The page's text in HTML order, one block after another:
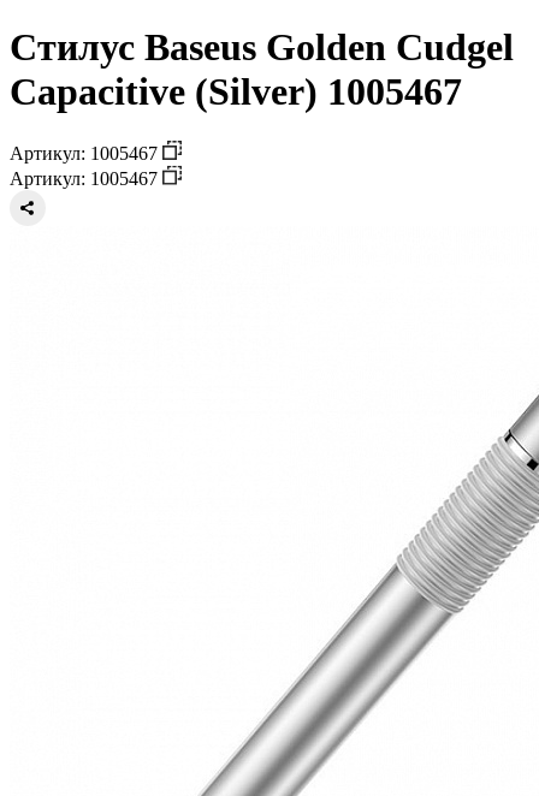
Стилус Baseus Golden Cudgel
Capacitive (Silver) 1005467
Артикул: 1005467
Артикул: 1005467